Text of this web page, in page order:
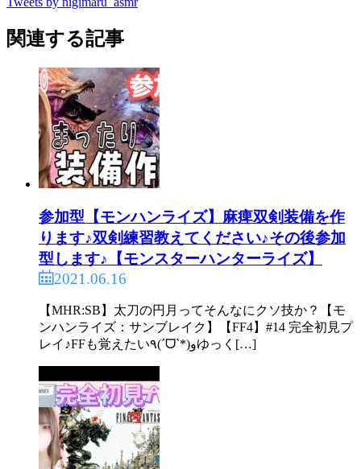
関連する記事
参加型【モンハンライズ】麻痺双剣装備を作
ります♪双剣練習教えてください♪その後参加
型します♪【モンスターハンターライズ】
2021.06.16
【MHR:SB】太刀の円月ってそんなにクソ技か？【モ
ンハンライズ：サンブレイク】【FF4】#14 完全初見プ
レイ♪FFも覚えたい٩(ˊᗜˋ*)وゆっく[…]